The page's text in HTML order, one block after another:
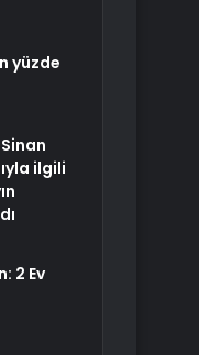
yüzde
ilgili
2 Ev